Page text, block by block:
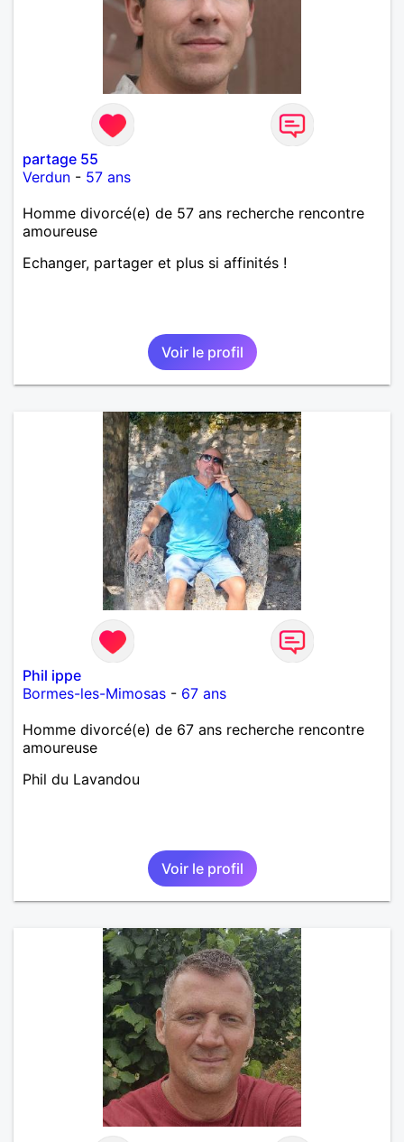
partage 55
Verdun - 57 ans
Homme divorcé(e) de 57 ans recherche rencontre
amoureuse
Echanger, partager et plus si affinités !
Voir le profil
Phil ippe
Bormes-les-Mimosas - 67 ans
Homme divorcé(e) de 67 ans recherche rencontre
amoureuse
Phil du Lavandou
Voir le profil